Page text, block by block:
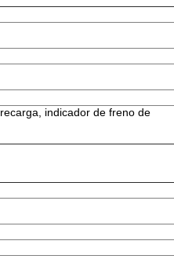
indicador de freno de